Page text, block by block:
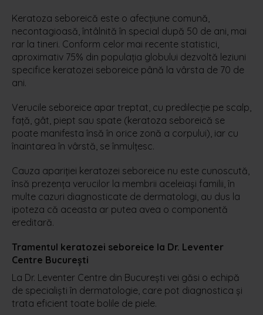
Keratoza seboreică este o afecțiune comună,
necontagioasă, întâlnită în special după 50 de ani, mai
rar la tineri. Conform celor mai recente statistici,
aproximativ 75% din populația globului dezvoltă leziuni
specifice keratozei seboreice până la vârsta de 70 de
ani.
Verucile seboreice apar treptat, cu predilecție pe scalp,
față, gât, piept sau spate (keratoza seboreică se
poate manifesta însă în orice zonă a corpului), iar cu
înaintarea în vârstă, se înmulțesc.
Cauza apariției keratozei seboreice nu este cunoscută,
însă prezența verucilor la membrii aceleiași familii, în
multe cazuri diagnosticate de dermatologi, au dus la
ipoteza că aceasta ar putea avea o componentă
ereditară.
Tramentul keratozei seboreice la Dr. Leventer
Centre București
La Dr. Leventer Centre din București vei găsi o echipă
de specialiști în dermatologie, care pot diagnostica și
trata eficient toate bolile de piele.